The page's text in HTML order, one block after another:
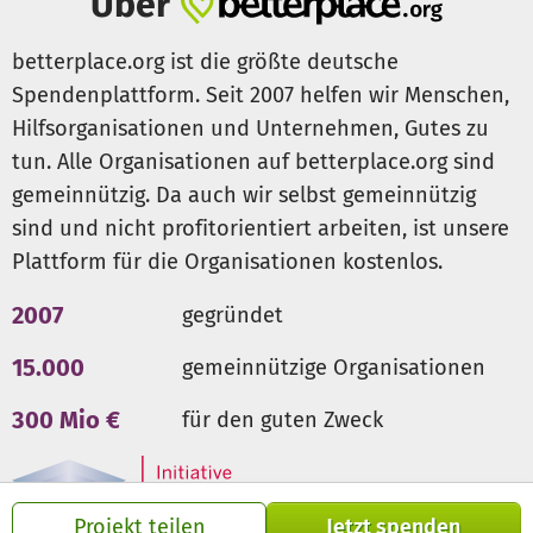
Projekt teilen Jetzt spenden
um ihre Überlebenschancen zu maximieren. Nach der
Pflanzung müssen die Jungbäume in den ersten Jahren
weiter gepflegt werden, um sicherzustellen, dass sie nicht
von dem im Nationalpark verbreiteten invasiven Gras
erstickt oder durch Feuer zerstört werden. Die Fläche
dient auch als Vorbild für andere interessierte
Gemeinden und Familien, um zu zeigen, wie
Waldwiederaufbau gelingen kann.
Die Wiederherstellung des tropischen Waldes ist eine
große Herausforderung, die viel Geduld und Expertise
erfordert. Doch mit dem Team vor Ort und der
Unterstützung der lokalen Gemeinschaft machen wir
unserem Ziel näher: Der Wald kehrt zurück und wird
und Pflanzenarten. Denn jeder Baum ist wichtig!
betterplace.org ist die größte deutsche
Spendenplattform. Seit 2007 helfen wir Menschen,
Hilfsorganisationen und Unternehmen, Gutes zu
tun. Alle Organisationen auf betterplace.org sind
gemeinnützig. Da auch wir selbst gemeinnützig
sind und nicht profitorientiert arbeiten, ist unsere
Plattform für die Organisationen kostenlos.
2007 gegründet
15.000 gemeinnützige Organisationen
300 Mio € für den guten Zweck